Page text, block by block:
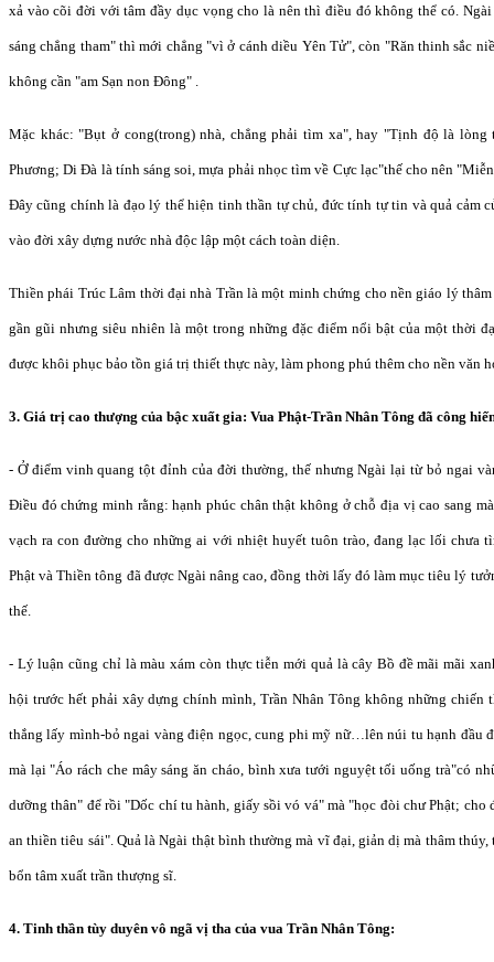
xả vào cõi đời với tâm đầy dục vọng cho là nên thì điều đó không thể có.
sáng chẳng tham" thì mới chẳng "vì ở cánh diều Yên Tử", còn "Răn thinh sắc
không cần "am Sạn non Đông" .
Mặc khác: "Bụt ở cong(trong) nhà, chẳng phải tìm xa", hay "Tịnh độ là lòng
Phương; Di Đà là tính sáng soi, mựa phải nhọc tìm về Cực lạc"thế cho nên
Đây cũng chính là đạo lý thể hiện tinh thần tự chủ, đức tính tự tin và quả cảm
vào đời xây dựng nước nhà độc lập một cách toàn diện.
Thiền phái Trúc Lâm thời đại nhà Trần là một minh chứng cho nền giáo lý
gần gũi nhưng siêu nhiên là một trong những đặc điểm nổi bật của một thời
được khôi phục bảo tồn giá trị thiết thực này, làm phong phú thêm cho nền văn
3. Giá trị cao thượng của bậc xuất gia: Vua Phật-Trần Nhân Tông đã công
- Ở điểm vinh quang tột đỉnh của đời thường, thế nhưng Ngài lại từ bỏ ngai
Điều đó chứng minh rằng: hạnh phúc chân thật không ở chỗ địa vị cao sang
vạch ra con đường cho những ai với nhiệt huyết tuôn trào, đang lạc lối chưa
Phật và Thiền tông đã được Ngài nâng cao, đồng thời lấy đó làm mục tiêu lý
thế.
- Lý luận cũng chỉ là màu xám còn thực tiễn mới quả là cây Bồ đề mãi mãi
hội trước hết phải xây dựng chính mình, Trần Nhân Tông không những chiến
thắng lấy mình-bỏ ngai vàng điện ngọc, cung phi mỹ nữ…lên núi tu hạnh đầu
mà lại "Áo rách che mây sáng ăn cháo, bình xưa tưới nguyệt tối uống trà"có
dưỡng thân" để rồi "Dốc chí tu hành, giấy sồi vó vá" mà "học đòi chư Phật;
an thiền tiêu sái". Quả là Ngài thật bình thường mà vĩ đại, giản dị mà thâm thúy,
bổn tâm xuất trần thượng sĩ.
4. Tinh thần tùy duyên vô ngã vị tha của vua Trần Nhân Tông: